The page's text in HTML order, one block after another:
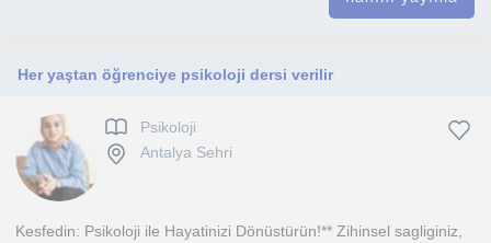
Her yaştan öğrenciye psikoloji dersi verilir
Psikoloji
Antalya Sehri
Kesfedin: Psikoloji ile Hayatinizi Dönüstürün!** Zihinsel sagliginiz,